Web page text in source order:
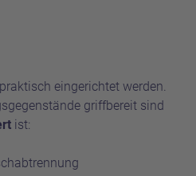
eingerichtet werden.
griffbereit sind
ist: